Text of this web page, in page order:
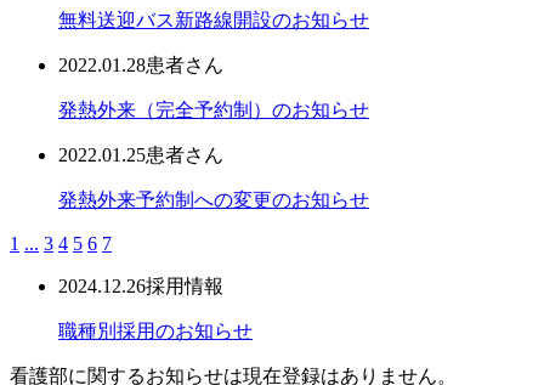
無料送迎バス新路線開設のお知らせ
2022.01.28患者さん
発熱外来（完全予約制）のお知らせ
2022.01.25患者さん
発熱外来予約制への変更のお知らせ
1 ... 3 4 5 6 7
2024.12.26採用情報
職種別採用のお知らせ
看護部に関するお知らせは現在登録はありません。